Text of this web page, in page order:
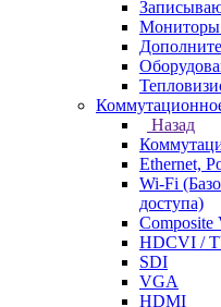
Мониторы
Назад
Ethernet,
Wi-Fi
доступа)
Composite
HDCVI /
SDI
VGA
HDMI